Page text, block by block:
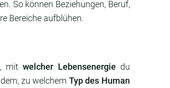
So können Beziehungen, Beruf,
Bereiche aufblühen.
mitwelcher Lebensenergie du
zu welchem Typ des Human